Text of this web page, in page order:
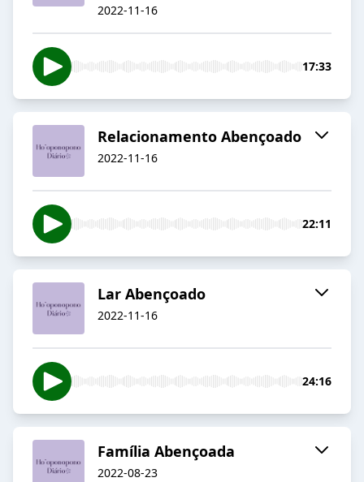
2022-11-16
17:33
Relacionamento Abençoado
2022-11-16
22:11
Lar Abençoado
2022-11-16
24:16
Família Abençoada
2022-08-23